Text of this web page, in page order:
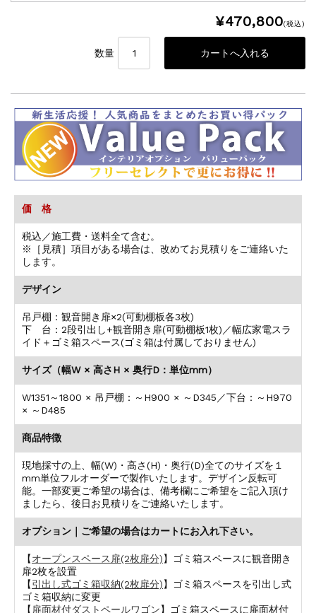
¥470,800(税込)
数量
価 格
税込／施工費・送料全て含む。
※［見積］項目がある場合は、改めてお見積りをご連絡いた
します。
デザイン
吊戸棚：観音開き扉×2(可動棚板各3枚)
下 台：2段引出し+観音開き扉(可動棚板1枚)／幅広家電スラ
イド＋ゴミ箱スペース(ゴミ箱は付属しておりません)
サイズ（幅W × 高さH × 奥行D：単位mm）
W1351～1800 × 吊戸棚：～H900 × ～D345／下台：～H970
× ～D485
商品特徴
現地採寸の上、幅(W)・高さ(H)・奥行(D)全てのサイズを１
mm単位フルオーダーで製作いたします。デザイン反転可
能。一部変更ご希望の場合は、備考欄にご希望をご記入頂け
ましたら、後日お見積りをご連絡いたします。
オプション｜ご希望の場合はカートにお入れ下さい。
【オープンスペース扉(2枚扉分)】ゴミ箱スペースに観音開き
扉2枚を設置
【引出し式ゴミ箱収納(2枚扉分)】ゴミ箱スペースを引出し式
ゴミ箱収納に変更
【扉面材付ダストペールワゴン】ゴミ箱スペースに扉面材付